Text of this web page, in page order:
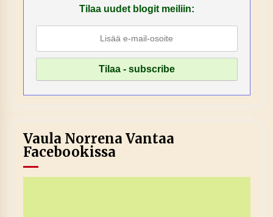
Tilaa uudet blogit meiliin:
Vaula Norrena Vantaa
Facebookissa